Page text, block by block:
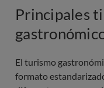
Principales
El turismo
formato